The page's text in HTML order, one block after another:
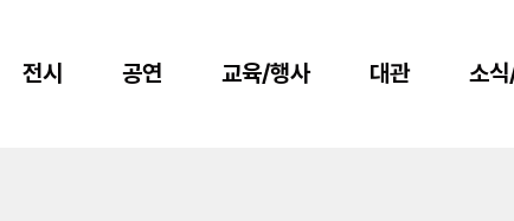
전시 공연 교육/행사 대관 소